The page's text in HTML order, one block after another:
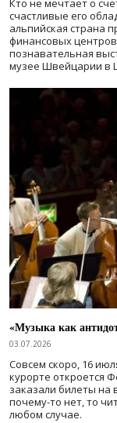
Кто не мечтает о
счастливые его
альпийская страна
финансовых
познавательная
музее Швейцарии в
«Музыка как
03.07.2026
Совсем скоро, 16
курорте откроется
заказали билеты на
почему-то нет, то
любом случае.